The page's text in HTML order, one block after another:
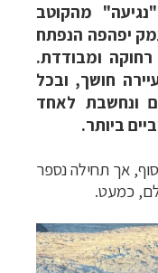
"נגיעה" מהקוטב
יפהפה הנפתח
ומבודדת.
חושך, ובכל
ונחשבת לאחד
ביותר.
אך תחילה נספר
כמעט.